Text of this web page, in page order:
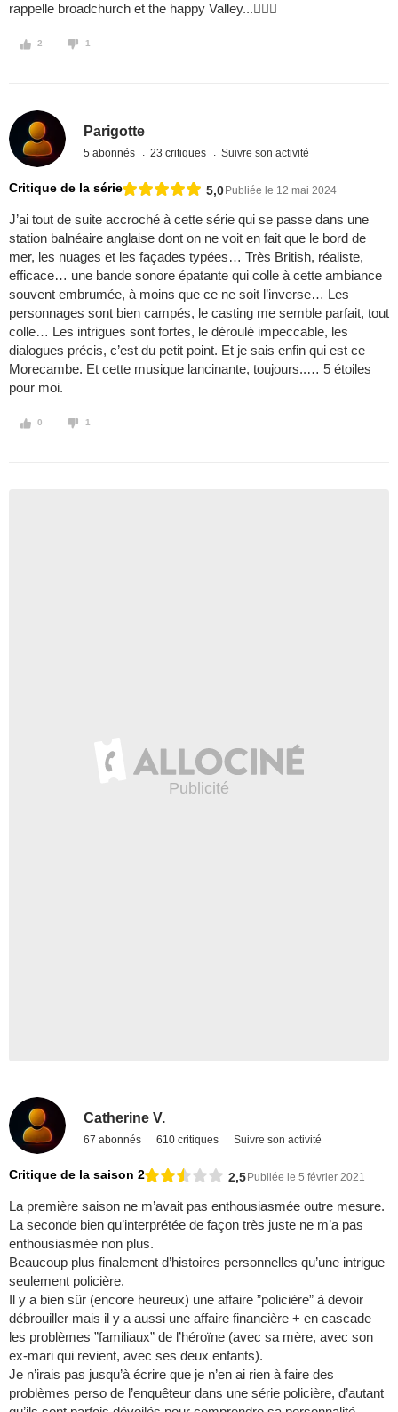
rappelle broadchurch et the happy Valley...
2 1
Parigotte
5 abonnés 23 critiques Suivre son activité
Critique de la série 5,0Publiée le 12 mai 2024
J’ai tout de suite accroché à cette série qui se passe dans une
station balnéaire anglaise dont on ne voit en fait que le bord de
mer, les nuages et les façades typées… Très British, réaliste,
efficace… une bande sonore épatante qui colle à cette ambiance
souvent embrumée, à moins que ce ne soit l’inverse… Les
personnages sont bien campés, le casting me semble parfait, tout
colle… Les intrigues sont fortes, le déroulé impeccable, les
dialogues précis, c’est du petit point. Et je sais enfin qui est ce
Morecambe. Et cette musique lancinante, toujours..… 5 étoiles
pour moi.
0 1
Catherine V.
67 abonnés 610 critiques Suivre son activité
Critique de la saison 2 2,5 Publiée le 5 février 2021
La première saison ne m’avait pas enthousiasmée outre mesure.
La seconde bien qu’interprétée de façon très juste ne m’a pas
enthousiasmée non plus.
Beaucoup plus finalement d’histoires personnelles qu’une intrigue
seulement policière.
Il y a bien sûr (encore heureux) une affaire ”policière” à devoir
débrouiller mais il y a aussi une affaire financière + en cascade
les problèmes ”familiaux” de l’héroïne (avec sa mère, avec son
ex-mari qui revient, avec ses deux enfants).
Je n’irais pas jusqu’à écrire que je n’en ai rien à faire des
problèmes perso de l’enquêteur dans une série policière, d’autant